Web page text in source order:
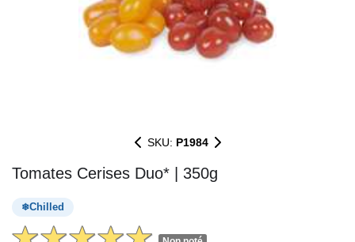
SKU: P1984
Tomates Cerises Duo* | 350g
Chilled